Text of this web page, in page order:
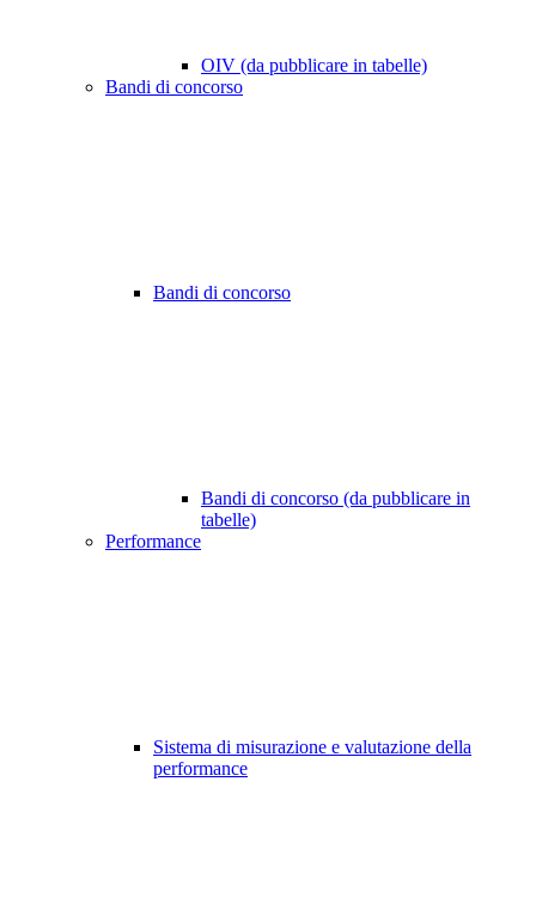
OIV (da pubblicare in tabelle)
Bandi di concorso
Bandi di concorso
Bandi di concorso (da pubblicare in
tabelle)
Performance
Sistema di misurazione e valutazione della
performance